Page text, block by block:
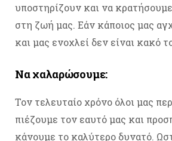
υποστηρίζουν και να
στη ζωή μας. Εάν κάποιος μας
και μας ενοχλεί δεν είναι κακό
Να χαλαρώσουμε:
Τον τελευταίο χρόνο όλοι μας
πιέζουμε τον εαυτό μας και
κάνουμε το καλύτερο δυνατό.